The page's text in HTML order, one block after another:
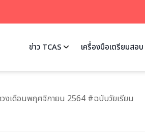
ข่าว TCAS เครื่องมือเตรียมสอบ
วงเดือนพฤศจิกายน 2564 #ฉบับวัยเรียน